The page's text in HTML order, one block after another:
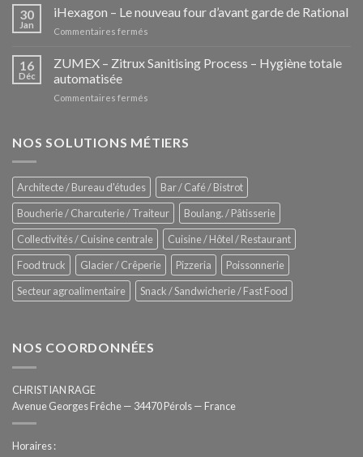
Pozzettis:
la
des
30
Jan
iHexagon – Le nouveau four d’avant garde de Rational
Commentaires fermés
–
Le
de
16
Déc
ZUMEX – Zitrux Sanitising Process – Hygiène totale
automatisée
Commentaires fermés
Zitrux
–
Hygiène
totale
automatisée
NOS SOLUTIONS MÉTIERS
Architecte / Bureau d'études
Bar / Café / Bistrot
Boucherie / Charcuterie / Traiteur
Boulang. / Pâtisserie
Collectivités / Cuisine centrale
Cuisine / Hôtel / Restaurant
Food truck
Glacier / Crêperie Pizzeria
Poissonnerie
Secteur agroalimentaire
Snack / Sandwicherie / Fast Food
NOS COORDONNÉES
CHRISTIAN RAGE
Avenue Georges Frêche — 34470 Pérols — France
Horaires :